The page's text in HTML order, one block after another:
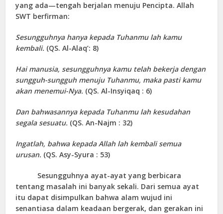
yang ada—tengah berjalan menuju Pencipta. Allah
SWT berfirman:
Sesungguhnya hanya kepada Tuhanmu lah kamu
kembali. (QS. Al-Alaq’: 8)
Hai manusia, sesungguhnya kamu telah bekerja dengan
sungguh-sungguh menuju Tuhanmu, maka pasti kamu
akan menemui-Nya. (QS. Al-Insyiqaq : 6)
Dan bahwasannya kepada Tuhanmu lah kesudahan
segala sesuatu. (QS. An-Najm : 32)
Ingatlah, bahwa kepada Allah lah kembali semua
urusan. (QS. Asy-Syura : 53)
Sesungguhnya ayat-ayat yang berbicara
tentang masalah ini banyak sekali. Dari semua ayat
itu dapat disimpulkan bahwa alam wujud ini
senantiasa dalam keadaan bergerak, dan gerakan ini